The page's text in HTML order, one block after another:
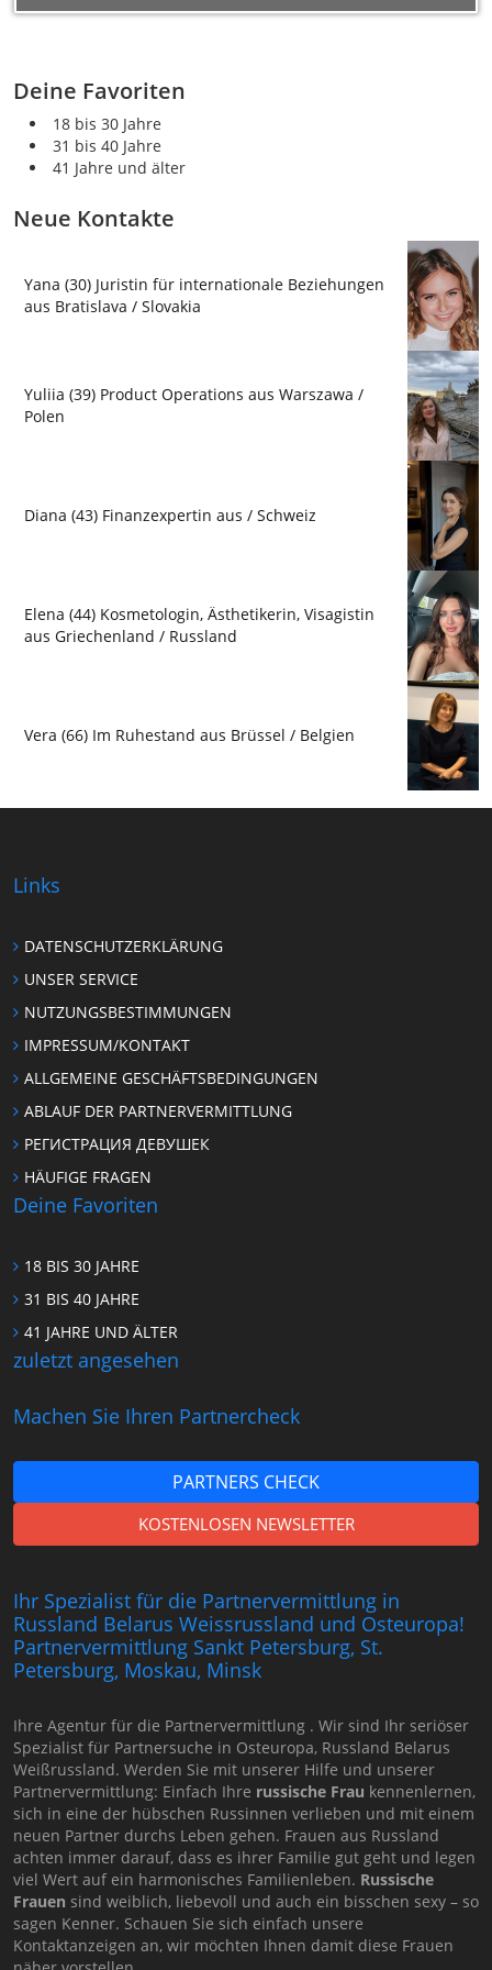
Deine Favoriten
18 bis 30 Jahre
31 bis 40 Jahre
41 Jahre und älter
Neue Kontakte
Yana (30) Juristin für internationale Beziehungen
aus Bratislava / Slovakia
Yuliia (39) Product Operations aus Warszawa /
Polen
Diana (43) Finanzexpertin aus / Schweiz
Elena (44) Kosmetologin, Ästhetikerin, Visagistin
aus Griechenland / Russland
Vera (66) Im Ruhestand aus Brüssel / Belgien
Links
DATENSCHUTZERKLÄRUNG
UNSER SERVICE
NUTZUNGSBESTIMMUNGEN
IMPRESSUM/KONTAKT
ALLGEMEINE GESCHÄFTSBEDINGUNGEN
ABLAUF DER PARTNERVERMITTLUNG
РЕГИСТРАЦИЯ ДЕВУШЕК
HÄUFIGE FRAGEN
Deine Favoriten
18 BIS 30 JAHRE
31 BIS 40 JAHRE
41 JAHRE UND ÄLTER
zuletzt angesehen
Machen Sie Ihren Partnercheck
PARTNERS CHECK
KOSTENLOSEN NEWSLETTER
Ihr Spezialist für die Partnervermittlung in
Russland Belarus Weissrussland und Osteuropa!
Partnervermittlung Sankt Petersburg, St.
Petersburg, Moskau, Minsk
Ihre Agentur für die Partnervermittlung . Wir sind Ihr seriöser
Spezialist für Partnersuche in Osteuropa, Russland Belarus
Weißrussland. Werden Sie mit unserer Hilfe und unserer
Partnervermittlung: Einfach Ihre russische Frau kennenlernen,
sich in eine der hübschen Russinnen verlieben und mit einem
neuen Partner durchs Leben gehen. Frauen aus Russland
achten immer darauf, dass es ihrer Familie gut geht und legen
viel Wert auf ein harmonisches Familienleben. Russische
Frauen sind weiblich, liebevoll und auch ein bisschen sexy – so
sagen Kenner. Schauen Sie sich einfach unsere
Kontaktanzeigen an, wir möchten Ihnen damit diese Frauen